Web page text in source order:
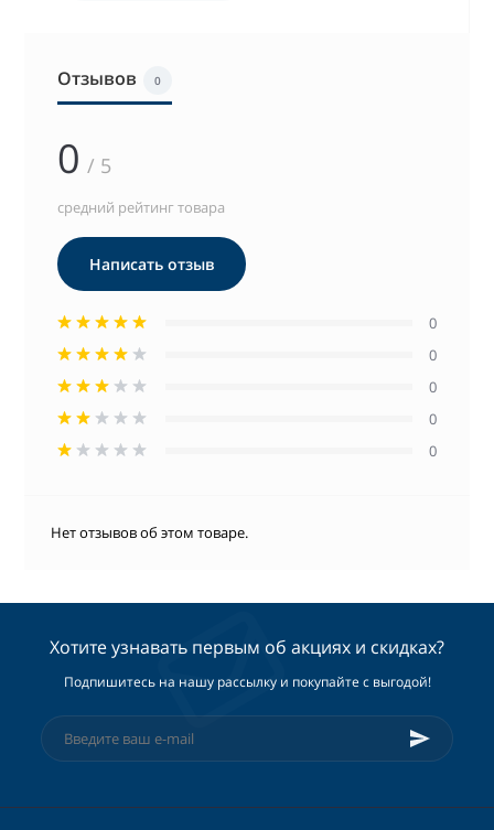
Отзывов 0
0 / 5
средний рейтинг товара
Написать отзыв
0
0
0
0
0
Нет отзывов об этом товаре.
Хотите узнавать первым об акциях и скидках?
Подпишитесь на нашу рассылку и покупайте с выгодой!